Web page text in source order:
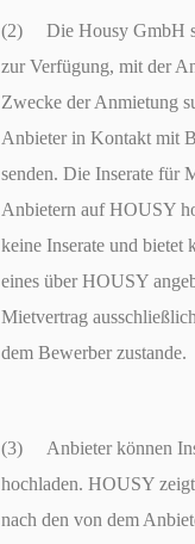
(2) Die Housy GmbH
zur Verfügung, mit der
Zwecke der Anmietung
Anbieter in Kontakt mit
senden. Die Inserate für
Anbietern auf HOUSY
keine Inserate und bietet
eines über HOUSY
Mietvertrag
dem Bewerber zustande.
(3) Anbieter können
hochladen. HOUSY
nach den von dem